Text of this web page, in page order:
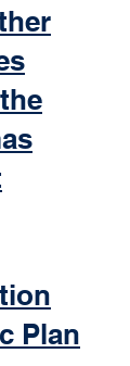
Plan